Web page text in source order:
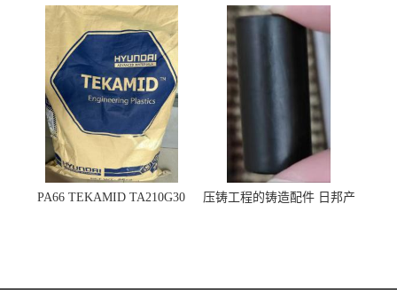
杜邦
杜邦 密封圈 半导体 面板
PA66 TEKAMID TA210G30
压铸工程的铸造配件 日邦产